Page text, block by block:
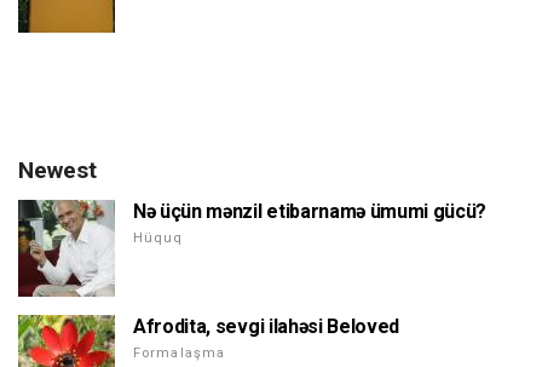
Newest
Nə üçün mənzil etibarnamə ümumi gücü?
Hüquq
Afrodita, sevgi ilahəsi Beloved
Formalaşma